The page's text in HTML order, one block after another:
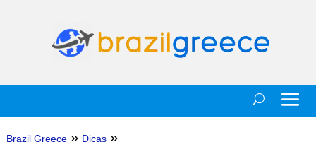
Brazil Greece » Dicas »